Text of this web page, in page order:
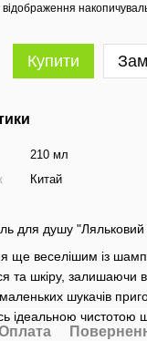
відображення
Купити
210 мл
Китай
для душу
ще веселішим із
та шкіру, залишаючи
шукачів
ідеальною чистотою